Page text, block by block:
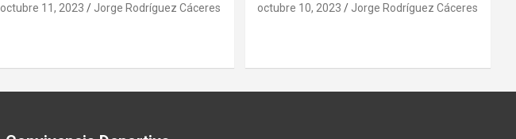
octubre 11, 2023 Jorge Rodríguez Cáceres octubre 10, 2023 Jorge Rodríguez Cáceres